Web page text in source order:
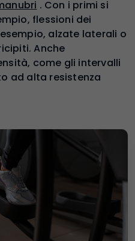
. Con i primi si
flessioni dei
alzate laterali o
Anche
come gli intervalli
ad alta resistenza